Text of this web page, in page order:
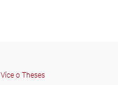
Více o Theses